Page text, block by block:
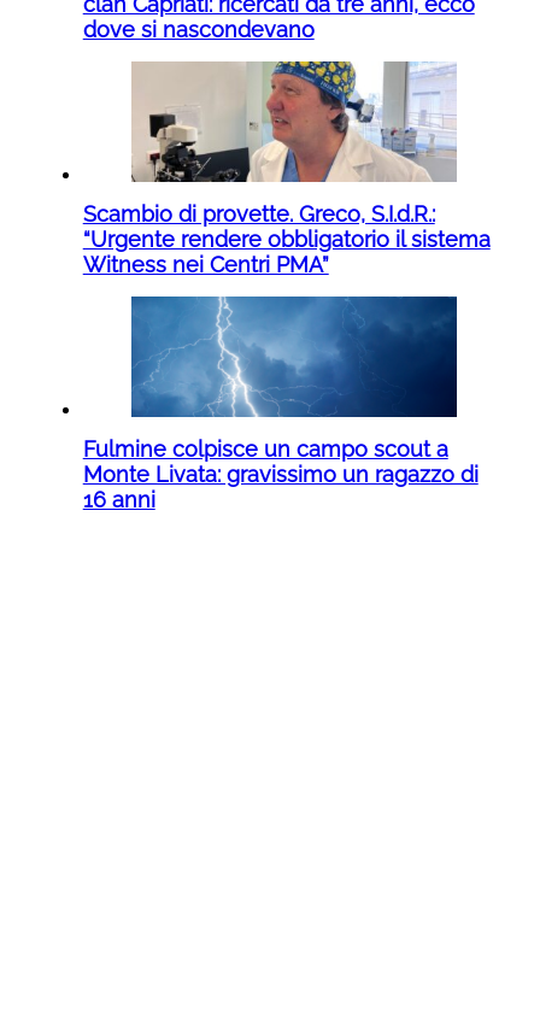
dove si nascondevano
Scambio di provette. Greco, S.I.d.R.:
“Urgente rendere obbligatorio il sistema
Witness nei Centri PMA”
Fulmine colpisce un campo scout a
Monte Livata: gravissimo un ragazzo di
16 anni